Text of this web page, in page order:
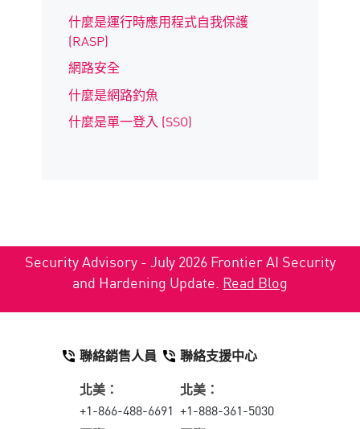
什麼是運行時應用程式自我保護
(RASP)
網路安全
什麼是網路釣魚
什麼是單一登入 (SSO)
Security Advisory - July 2026 Frontier AI Security
and Hardening Update. Read Blog
聯絡銷售人員
北美：
+1-866-488-6691
聯絡支援中心
北美：
+1-888-361-5030